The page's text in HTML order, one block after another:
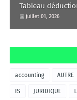
Tableau
juillet 01, 2026
accounting AUTRE
IS JURIDIQUE